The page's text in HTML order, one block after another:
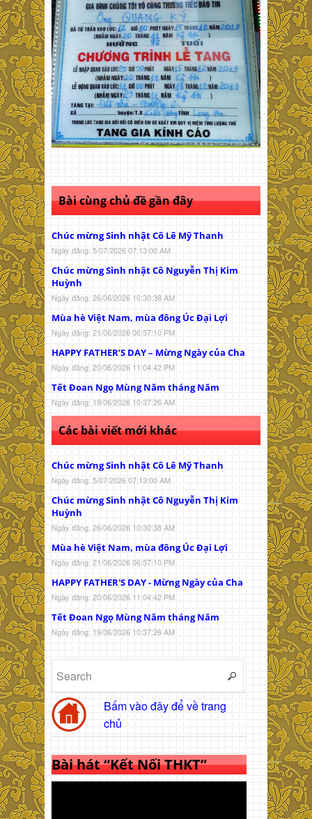
Bài cùng chủ đề gần đây
Chúc mừng Sinh nhật Cô Lê Mỹ Thanh
Ngày đăng: 5/07/2026 07:13:00 AM
Chúc mừng Sinh nhật Cô Nguyễn Thị Kim
Huỳnh
Ngày đăng: 26/06/2026 10:30:38 AM
Mùa hè Việt Nam, mùa đông Úc Đại Lợi
Ngày đăng: 21/06/2026 06:57:10 PM
HAPPY FATHER’S DAY – Mừng Ngày của Cha
Ngày đăng: 20/06/2026 11:04:42 PM
Tết Đoan Ngọ Mùng Năm tháng Năm
Ngày đăng: 19/06/2026 10:37:26 AM
Các bài viết mới khác
Chúc mừng Sinh nhật Cô Lê Mỹ Thanh
Ngày đăng: 5/07/2026 07:13:00 AM
Chúc mừng Sinh nhật Cô Nguyễn Thị Kim
Huỳnh
Ngày đăng: 26/06/2026 10:30:38 AM
Mùa hè Việt Nam, mùa đông Úc Đại Lợi
Ngày đăng: 21/06/2026 06:57:10 PM
HAPPY FATHER'S DAY - Mừng Ngày của Cha
Ngày đăng: 20/06/2026 11:04:42 PM
Tết Đoan Ngọ Mùng Năm tháng Năm
Ngày đăng: 19/06/2026 10:37:26 AM
Bấm vào đây để về trang
chủ
Bài hát “Kết Nối THKT”